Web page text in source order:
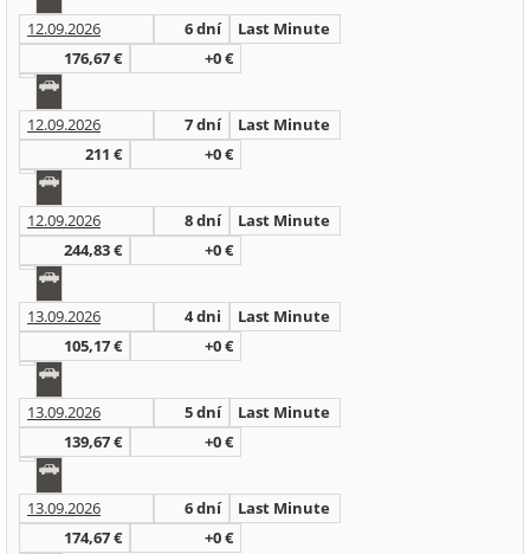
12.09.2026 6 dní
Last Minute
176,67 €
+0 €
12.09.2026 7 dní
Last Minute
211 €
+0 €
12.09.2026 8 dní
Last Minute
244,83 €
+0 €
13.09.2026 4 dni
Last Minute
105,17 €
+0 €
13.09.2026 5 dní
Last Minute
139,67 €
+0 €
13.09.2026 6 dní
Last Minute
174,67 €
+0 €